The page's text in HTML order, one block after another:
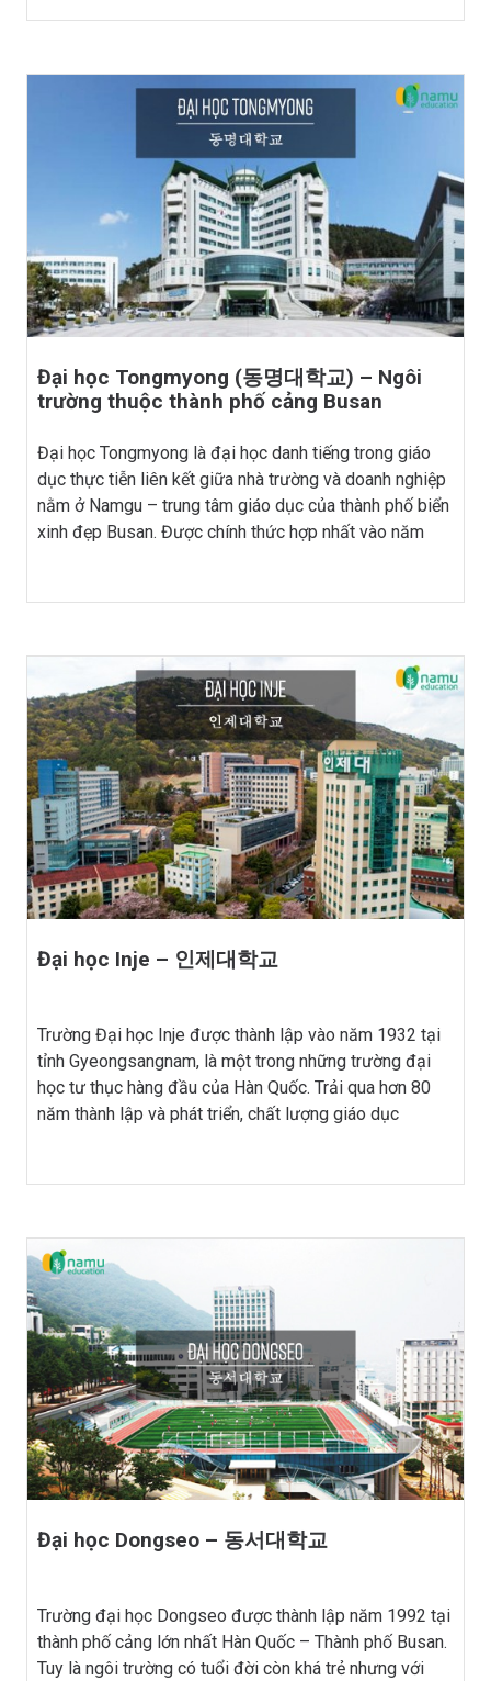
Đại học Tongmyong (동명대학교) – Ngôi
trường thuộc thành phố cảng Busan
Đại học Tongmyong là đại học danh tiếng trong giáo
dục thực tiễn liên kết giữa nhà trường và doanh nghiệp
nằm ở Namgu – trung tâm giáo dục của thành phố biển
xinh đẹp Busan. Được chính thức hợp nhất vào năm
Đại học Inje – 인제대학교
Trường Đại học Inje được thành lập vào năm 1932 tại
tỉnh Gyeongsangnam, là một trong những trường đại
học tư thục hàng đầu của Hàn Quốc. Trải qua hơn 80
năm thành lập và phát triển, chất lượng giáo dục
Đại học Dongseo – 동서대학교
Trường đại học Dongseo được thành lập năm 1992 tại
thành phố cảng lớn nhất Hàn Quốc – Thành phố Busan.
Tuy là ngôi trường có tuổi đời còn khá trẻ nhưng với